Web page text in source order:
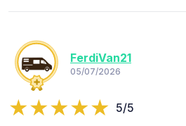
FerdiVan21
05/07/2026
5/5